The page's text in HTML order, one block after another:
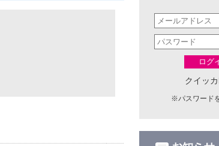
ログ
クイッ
※パスワード